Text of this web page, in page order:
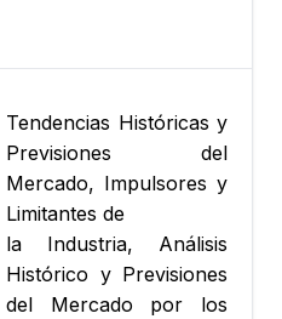
Tendencias Históricas y
Previsiones del
Mercado, Impulsores y
Limitantes de
la Industria, Análisis
Histórico y Previsiones
del Mercado por los